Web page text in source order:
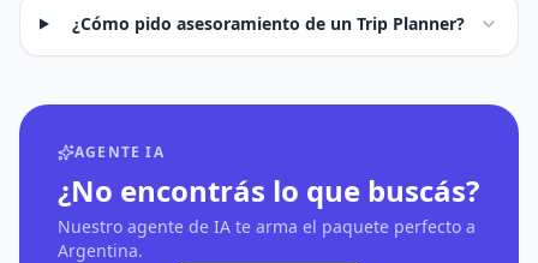
¿Cómo pido asesoramiento de un Trip Planner?
AGENTE IA
¿No encontrás lo que buscás?
Nuestro agente de IA te arma el paquete perfecto a
Argentina.